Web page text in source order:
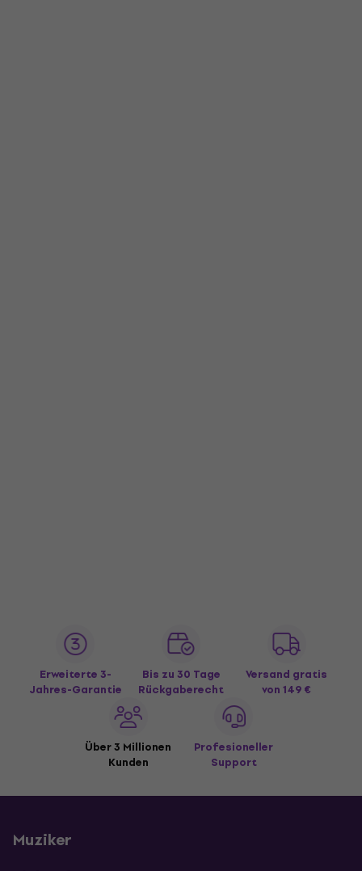
Erweiterte 3-
Jahres-Garantie
Bis zu 30 Tage
Rückgaberecht
Versand gratis
von 149 €
Über 3 Millionen
Kunden
Profesioneller
Support
Muziker